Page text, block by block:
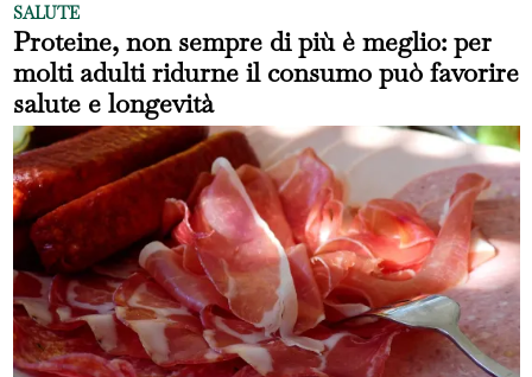
SALUTE
Proteine, non sempre di più è meglio: per
molti adulti ridurne il consumo può favorire
salute e longevità